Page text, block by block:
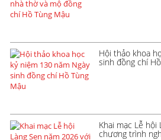
Hội thảo khoa
sinh đồng chí
Khai mạc Lễ hội
chương trình